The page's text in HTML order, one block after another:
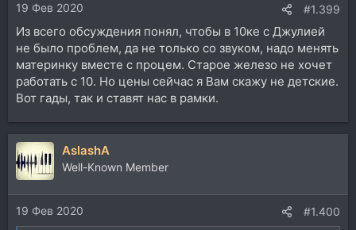
19 Фев 2020 #1.399
Из всего обсуждения понял, чтобы в 10ке с Джулией
не было проблем, да не только со звуком, надо менять
материнку вместе с процем. Старое железо не хочет
работать с 10. Но цены сейчас я Вам скажу не детские.
Вот гады, так и ставят нас в рамки.
AslashA
Well-Known Member
19 Фев 2020 #1.400